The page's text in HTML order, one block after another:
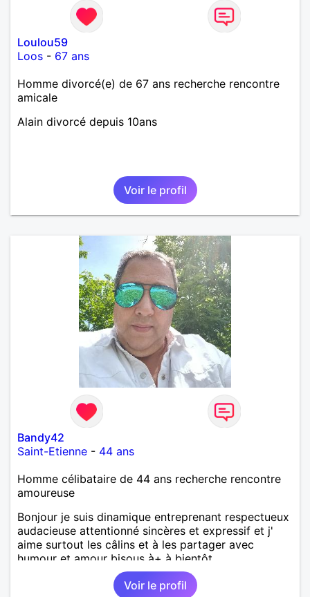
Loulou59
Loos - 67 ans
Homme divorcé(e) de 67 ans recherche rencontre
amicale
Alain divorcé depuis 10ans
Voir le profil
Bandy42
Saint-Etienne - 44 ans
Homme célibataire de 44 ans recherche rencontre
amoureuse
Bonjour je suis dinamique entreprenant respectueux
audacieuse attentionné sincères et expressif et j'
aime surtout les câlins et à les partager avec
humour et amour bisous à+ à bientôt
Voir le profil